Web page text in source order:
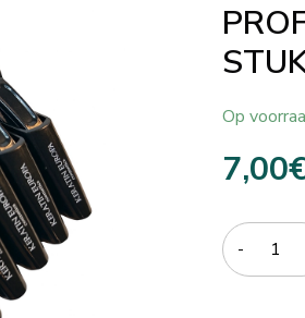
Op
7,00
Quantity